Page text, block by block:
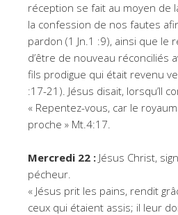
réception se fait au moyen de
la confession de nos fautes
pardon (1 Jn.1 :9), ainsi que le
d’être de nouveau réconciliés
fils prodigue qui était revenu
:17-21). Jésus disait, lorsqu’Il
« Repentez-vous, car le
proche » Mt.4:17.
Mercredi 22 : Jésus Christ,
pécheur.
« Jésus prit les pains, rendit
ceux qui étaient assis; il leur